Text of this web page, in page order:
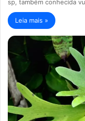
sp, também conhecida
Leia mais »